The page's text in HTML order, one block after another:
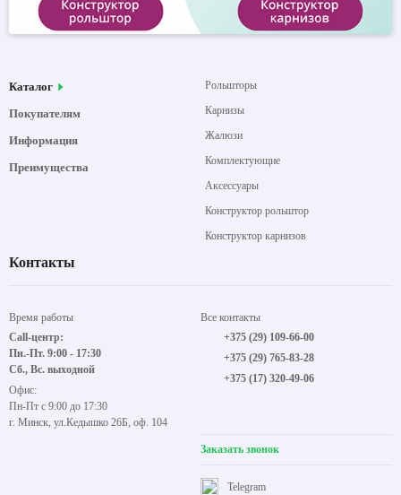
Каталог
Покупателям
Информация
Преимущества
Рольшторы
Карнизы
Жалюзи
Комплектующие
Аксессуары
Конструктор рольштор
Конструктор карнизов
Контакты
Время работы
Call-центр:
Пн.-Пт. 9:00 - 17:30
Сб., Вс. выходной
Офис:
Пн-Пт с 9:00 до 17:30
г. Минск, ул.Кедышко 26Б, оф. 104
Все контакты
+375 (29) 109-66-00
+375 (29) 765-83-28
+375 (17) 320-49-06
Заказать звонок
Telegram